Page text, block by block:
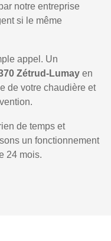
notre entreprise
si le même
appel. Un
Zétrud-Lumay en
de votre chaudière et
de temps et
un fonctionnement
24 mois.